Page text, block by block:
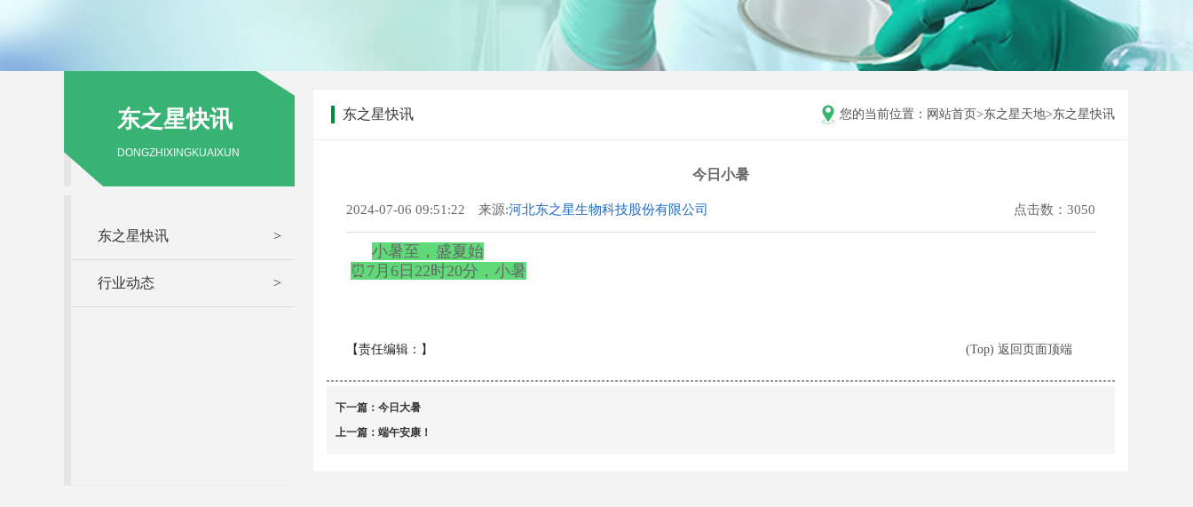
东之星快讯
DONGZHIXINGKUAIXUN
东之星快讯 >
行业动态 >
东之星快讯 您的当前位置： 网站首页>东之星天地>东之星快讯
今日小暑
点击数：3050
2024-07-06 09:51:22 来源:河北东之星生物科技股份有限公司
小暑至，盛夏始
⏰7月6日22时20分，小暑
【责任编辑： 】 (Top) 返回页面顶端
下一篇： 今日大暑
上一篇： 端午安康！